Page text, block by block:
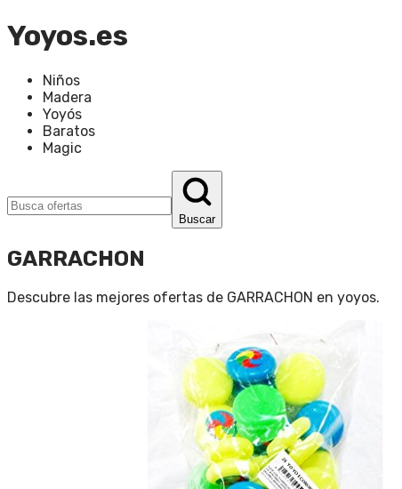
Yoyos.es
Niños
Madera
Yoyós
Baratos
Magic
Buscar
GARRACHON
Descubre las mejores ofertas de GARRACHON en yoyos.